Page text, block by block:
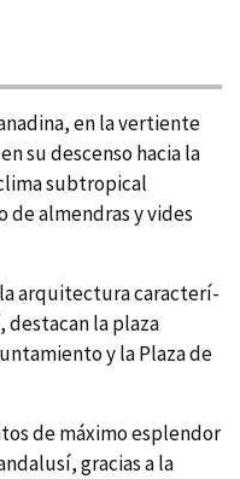
en la vertiente
su descenso hacia la
subtropical
almendras y vides
la arquitectura caracterí­
la plaza
y la Plaza de
de máximo esplendor
gracias a la